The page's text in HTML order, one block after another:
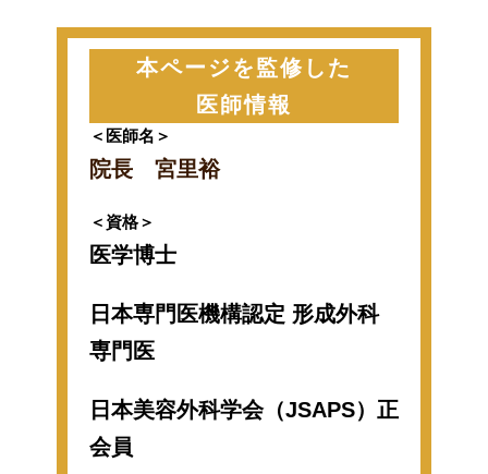
本ページを監修した
医師情報
＜医師名＞
院長 宮里裕
＜資格＞
医学博士
日本専門医機構認定 形成外科
専門医
日本美容外科学会（JSAPS）正
会員